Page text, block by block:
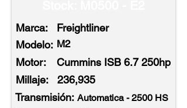
Marca:
Freightliner
Modelo: M2
Motor:
Cummins ISB 6.7 250hp
Millaje:
236,935
Transmisión: Automatica - 2500 HS